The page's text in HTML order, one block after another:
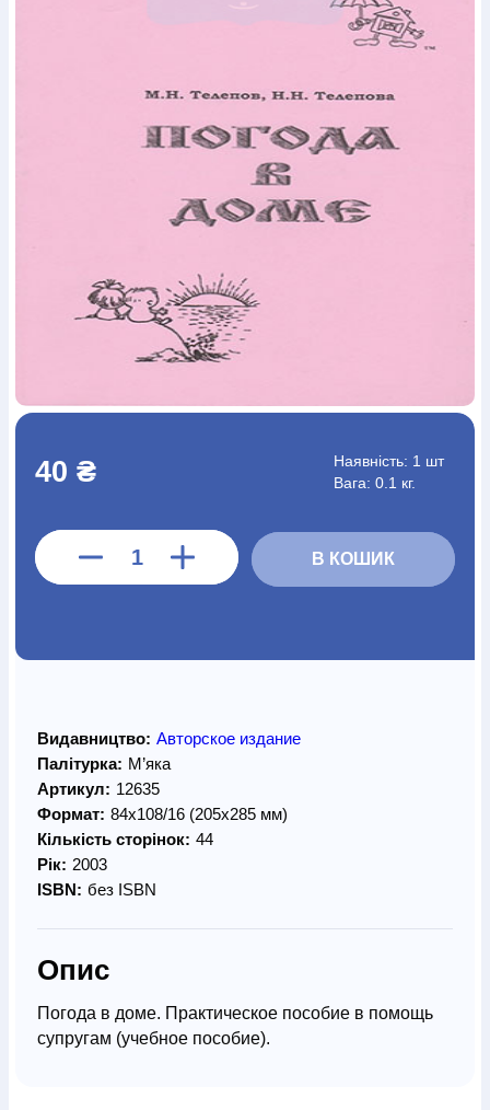
Закладки для книг
Щоденники / щотижневики Вироби з дерева
Вироби з кераміки і глиниВироби з срібла
Картини
Шкіряні вироби МагнітиМеталеві
Настільні ігри
ПлакатиПластмасові виробиХустки
Подарункові карткиРозвиваючі ігриРепринти
Канцелярскі товари
Сувенирна продукція
Книга в комплекті
За додатковою інформацією дзвоніть за номером:
(097) 880-6379
Ми у Facebook
40 ₴ Наявність: 1 шт
Вага: 0.1 кг.
В КОШИК
Видавництво: Авторское издание
Палітурка: М’яка
Артикул: 12635
Формат: 84х108/16 (205х285 мм)
Кількість сторінок: 44
Рік: 2003
ISBN: без ISBN
Опис
Погода в доме. Практическое пособие в помощь
супругам (учебное пособие).